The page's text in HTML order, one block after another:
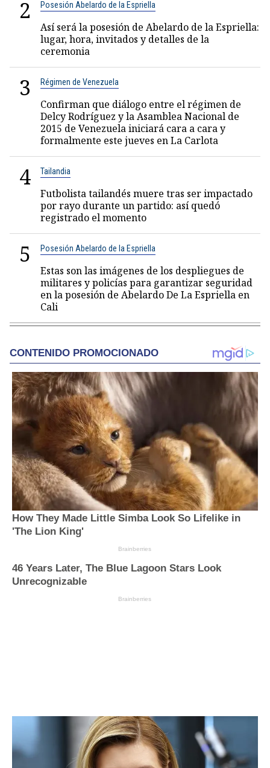
2 Posesión Abelardo de la Espriella
Así será la posesión de Abelardo de la Espriella:
lugar, hora, invitados y detalles de la
ceremonia
3 Régimen de Venezuela
Confirman que diálogo entre el régimen de
Delcy Rodríguez y la Asamblea Nacional de
2015 de Venezuela iniciará cara a cara y
formalmente este jueves en La Carlota
4 Tailandia
Futbolista tailandés muere tras ser impactado
por rayo durante un partido: así quedó
registrado el momento
5 Posesión Abelardo de la Espriella
Estas son las imágenes de los despliegues de
militares y policías para garantizar seguridad
en la posesión de Abelardo De La Espriella en
Cali